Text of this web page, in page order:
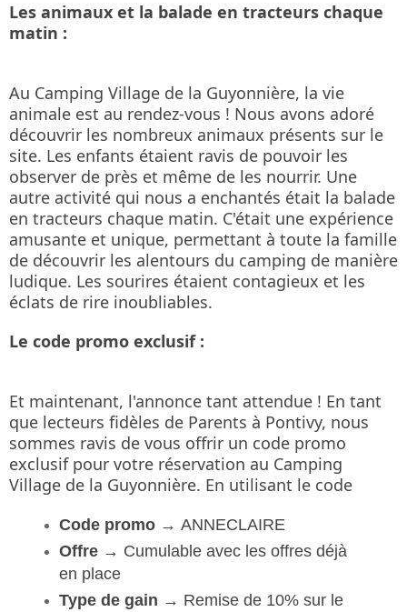
Les animaux et la balade en tracteurs chaque
matin :
Au Camping Village de la Guyonnière, la vie
animale est au rendez-vous ! Nous avons adoré
découvrir les nombreux animaux présents sur le
site. Les enfants étaient ravis de pouvoir les
observer de près et même de les nourrir. Une
autre activité qui nous a enchantés était la balade
en tracteurs chaque matin. C'était une expérience
amusante et unique, permettant à toute la famille
de découvrir les alentours du camping de manière
ludique. Les sourires étaient contagieux et les
éclats de rire inoubliables.
Le code promo exclusif :
Et maintenant, l'annonce tant attendue ! En tant
que lecteurs fidèles de Parents à Pontivy, nous
sommes ravis de vous offrir un code promo
exclusif pour votre réservation au Camping
Village de la Guyonnière. En utilisant le code
Code promo → ANNECLAIRE
Offre → Cumulable avec les offres déjà
en place
Type de gain → Remise de 10% sur le